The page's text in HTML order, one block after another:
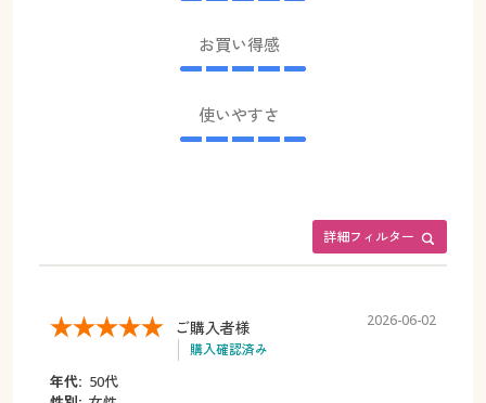
お買い得感
使いやすさ
詳細フィルター
ご購入者様
購入確認済み
2026-06-02
年代: 50代